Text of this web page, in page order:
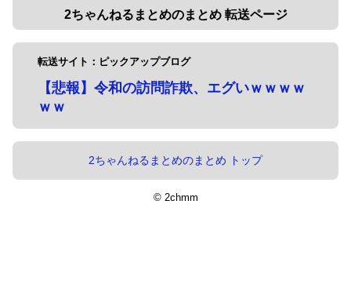
2ちゃんねるまとめのまとめ 転送ページ
転送サイト：ピックアップブログ
【悲報】令和の訪問詐欺、エグいｗｗｗｗ
ｗｗ
2ちゃんねるまとめのまとめ トップ
© 2chmm